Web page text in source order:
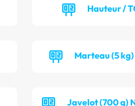
Hauteur /
Marteau (5
Javelot (700 g)